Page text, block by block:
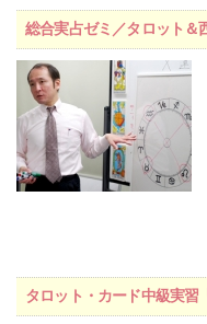
総合実占ゼミ／タロット
タロット・カード中級実